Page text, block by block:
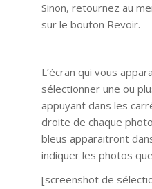
Sinon, retournez au
sur le bouton Revoir.
L’écran qui vous
sélectionner une ou
appuyant dans les
droite de chaque
bleus apparaitront
indiquer les photos
[screenshot de